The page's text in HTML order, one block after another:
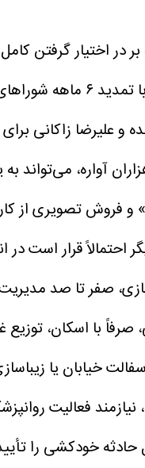
بر در اختیار
و علیرضا زاکانی
آواره، می‌تواند
فروش تصویری از
قرار است
صفر تا صد
صرفاً با اسکان،
خیابان یا
فعالیت
خودکشی را